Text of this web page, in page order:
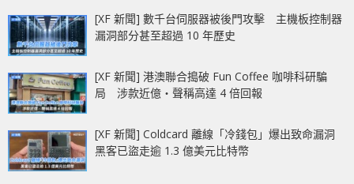
[XF 新聞] 數千台伺服器被後門攻擊 主機板控制器
漏洞部分甚至超過 10 年歷史
[XF 新聞] 港澳聯合搗破 Fun Coffee 咖啡科研騙
局 涉款近億‧聲稱高達 4 倍回報
[XF 新聞] Coldcard 離線「冷錢包」爆出致命漏洞
黑客已盜走逾 1.3 億美元比特幣